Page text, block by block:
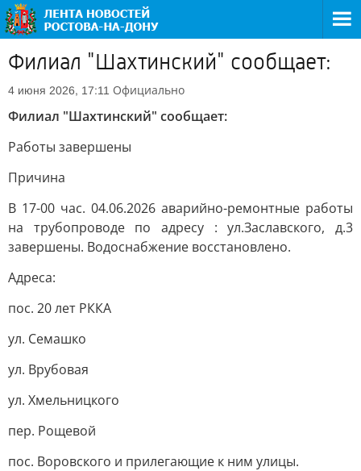
Филиал "Шахтинский" сообщает:
4 июня 2026, 17:11 Официально
Филиал "Шахтинский" сообщает:
Работы завершены
Причина
В 17-00 час. 04.06.2026 аварийно-ремонтные работы
на трубопроводе по адресу : ул.Заславского, д.3
завершены. Водоснабжение восстановлено.
Адреса:
пос. 20 лет РККА
ул. Семашко
ул. Врубовая
ул. Хмельницкого
пер. Рощевой
пос. Воровского и прилегающие к ним улицы.